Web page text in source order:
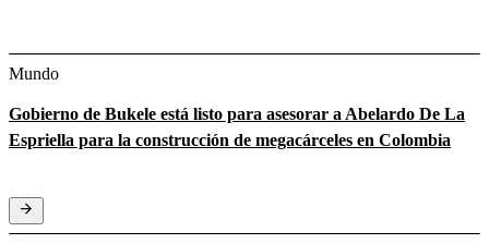
Mundo
Gobierno de Bukele está listo para asesorar a Abelardo De La
Espriella para la construcción de megacárceles en Colombia